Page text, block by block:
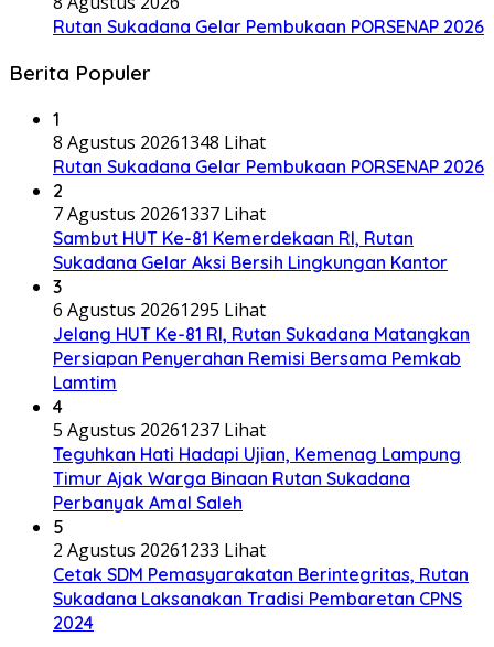
Rutan Sukadana Gelar Pembukaan PORSENAP 2026
Berita Populer
1
8 Agustus 20261348 Lihat
Rutan Sukadana Gelar Pembukaan PORSENAP 2026
2
7 Agustus 20261337 Lihat
Sambut HUT Ke-81 Kemerdekaan RI, Rutan
Sukadana Gelar Aksi Bersih Lingkungan Kantor
3
6 Agustus 20261295 Lihat
Jelang HUT Ke-81 RI, Rutan Sukadana Matangkan
Persiapan Penyerahan Remisi Bersama Pemkab
Lamtim
4
5 Agustus 20261237 Lihat
Teguhkan Hati Hadapi Ujian, Kemenag Lampung
Timur Ajak Warga Binaan Rutan Sukadana
Perbanyak Amal Saleh
5
2 Agustus 20261233 Lihat
Cetak SDM Pemasyarakatan Berintegritas, Rutan
Sukadana Laksanakan Tradisi Pembaretan CPNS
2024